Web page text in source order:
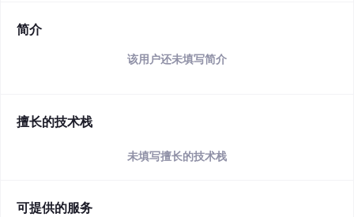
简介
该用户还未填写简介
擅长的技术栈
未填写擅长的技术栈
可提供的服务